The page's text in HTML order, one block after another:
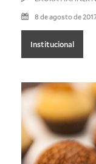
8 de agosto de
Institucional